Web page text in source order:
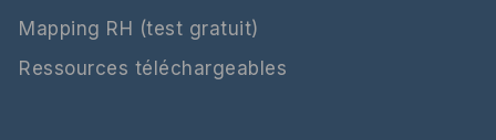
Mapping RH (test gratuit)
Ressources téléchargeables